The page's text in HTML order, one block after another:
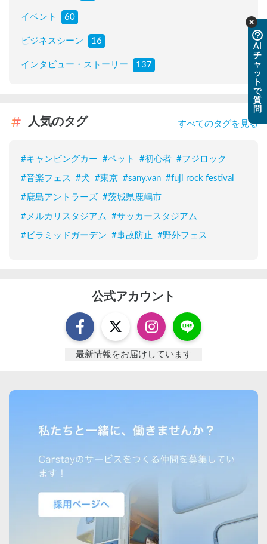
イベント 60
ビジネスシーン 16
インタビュー・ストーリー 137
人気のタグ すべてのタグを見る
#キャンピングカー #ペット #初心者 #フジロック
#音楽フェス #犬 #東京 #sany.van #fuji rock festival
#鹿島アントラーズ #茨城県鹿嶋市
# メルカリスタジアム #サッカースタジアム
#ピラミッドガーデン #事故防止 #野外フェス
公式アカウント
最新情報をお届けしています
AI
チ
ャ
ッ
ト
で
質
問